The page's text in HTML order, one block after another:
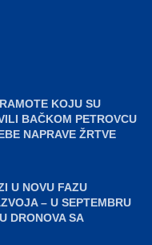
KOJU SU
BAČKOM PETROVCU
NAPRAVE ŽRTVE
U NOVU FAZU
– U SEPTEMBRU
DRONOVA SA